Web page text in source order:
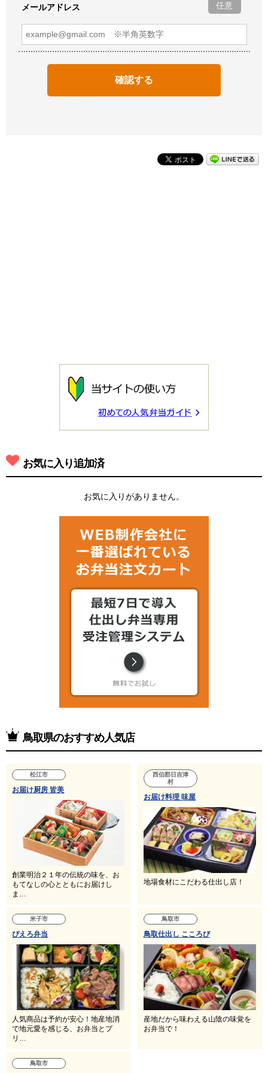
メールアドレス 任意
お気に入り追加済
お気に入りがありません。
鳥取県のおすすめ人気店
松江市
お届け厨房 皆美
創業明治２１年の伝統の味を、お
もてなしの心とともにお届けし
ま…
西伯郡日吉津
村
お届け料理 味屋
地場食材にこだわる仕出し店！
米子市
ぴえろ弁当
人気商品は予約が安心！地産地消
で地元愛を感じる、お弁当とプ
リ…
鳥取市
鳥取仕出し こころび
産地だから味わえる山陰の味覚を
お弁当で！
鳥取市